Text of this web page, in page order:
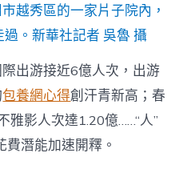
越秀區的一家片子院內，
。新華社記者 吳魯 攝
出游接近6億人次，出游
包養網心得創汗青新高；春
雅影人次達1.20億……“人”
費潛能加速開釋。